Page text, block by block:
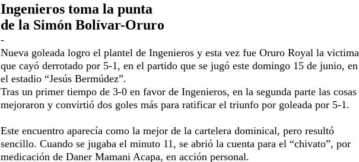
Ingenieros toma la punta
de la Simón Bolívar-Oruro
-
Nueva goleada logro el plantel de Ingenieros y esta vez fue Oruro Royal la victima
que cayó derrotado por 5-1, en el partido que se jugó este domingo 15 de junio, en
el estadio “Jesús Bermúdez”.
Tras un primer tiempo de 3-0 en favor de Ingenieros, en la segunda parte las cosas
mejoraron y convirtió dos goles más para ratificar el triunfo por goleada por 5-1.
Este encuentro aparecía como la mejor de la cartelera dominical, pero resultó
sencillo. Cuando se jugaba el minuto 11, se abrió la cuenta para el “chivato”, por
medicación de Daner Mamani Acapa, en acción personal.